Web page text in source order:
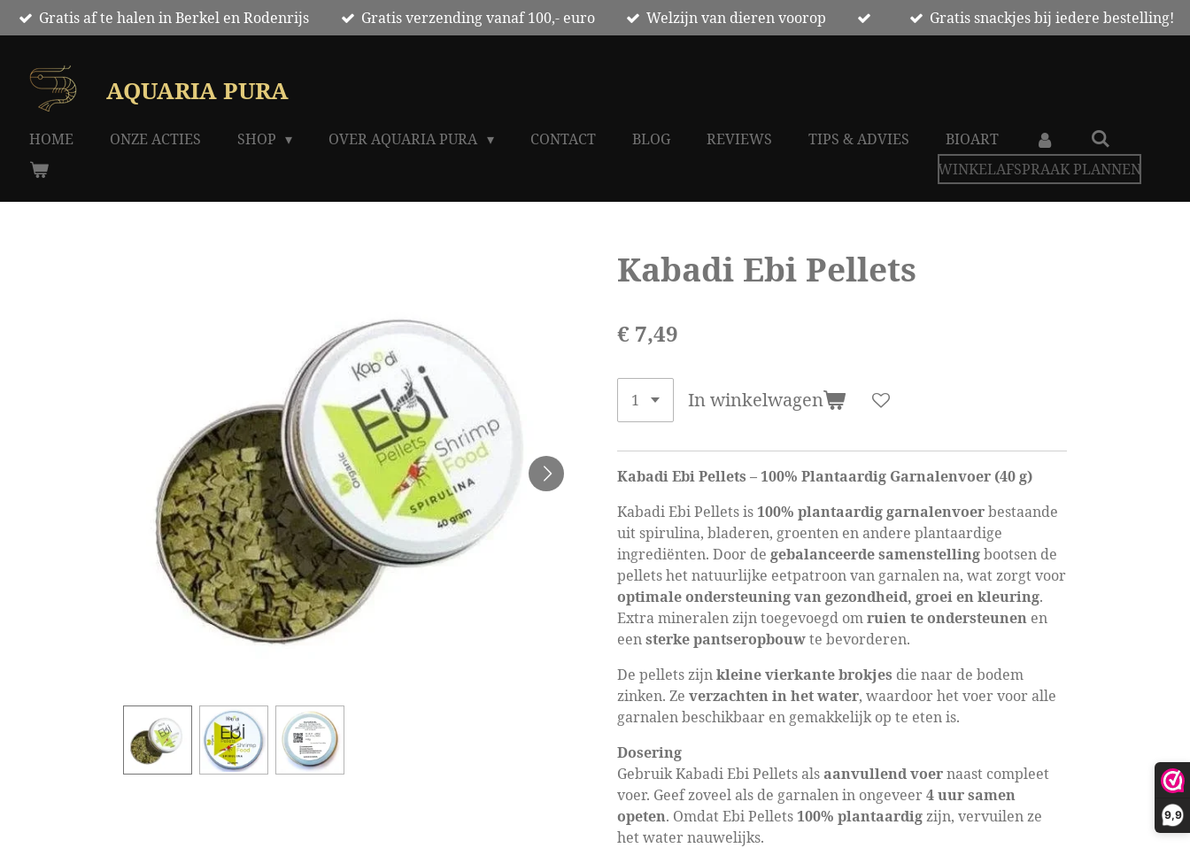
9,9
Ga
direct
hoofdinhoud
Gratis af te halen in Berkel en Rodenrijs Gratis verzending vanaf 100,- euro Welzijn van dieren voorop Gratis snackjes bij iedere bestelling!
AQUARIA PURA
HOME ONZE ACTIES SHOP OVER AQUARIA PURA CONTACT BLOG REVIEWS TIPS & ADVIES
BIOART
WINKELAFSPRAAK PLANNEN
Kabadi Ebi Pellets
€ 7,49
In winkelwagen
Kabadi Ebi Pellets – 100% Plantaardig Garnalenvoer (40 g)
Kabadi Ebi Pellets is100% plantaardig garnalenvoerbestaande
uit spirulina, bladeren, groenten en andere plantaardige
ingrediënten. Door de gebalanceerde samenstellingbootsen de
pellets het natuurlijke eetpatroon van garnalen na, wat zorgt voor
optimale ondersteuning van gezondheid, groei en kleuring.
Extra mineralen zijn toegevoegd omruien te ondersteunen en
eensterke pantseropbouwte bevorderen.
De pellets zijnkleine vierkante brokjes die naar de bodem
zinken. Ze verzachten in het water, waardoor het voer voor alle
garnalen beschikbaar en gemakkelijk op te eten is.
Dosering
Gebruik Kabadi Ebi Pellets alsaanvullend voernaast compleet
voer. Geef zoveel als de garnalen in ongeveer 4 uur samen
opeten. Omdat Ebi Pellets100% plantaardigzijn, vervuilen ze
het water nauwelijks.